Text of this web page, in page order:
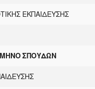
ΕΚΠΑΙΔΕΥΣΗΣ
ΣΠΟΥΔΩΝ